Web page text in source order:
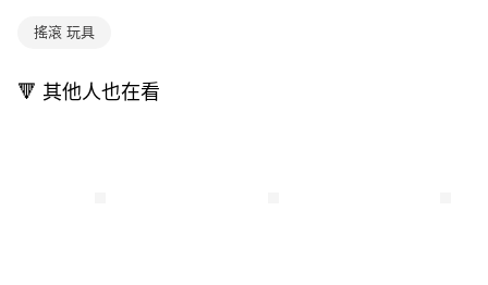
買賣價金債權讓與本公司後，依約使用本公司帳單繳交帳款。
由本公司與您本人進行分期帳單所需資料之確認、核對及更正。
後付繳納相關費用。
是否繳費成功／繳費後需取消欲退款等相關疑問，請聯繫「AFTEE先享後付
客戶支援中心」https://netprotections.freshdesk.com/support/home
搖滾 玩具
🔻 其他人也在看